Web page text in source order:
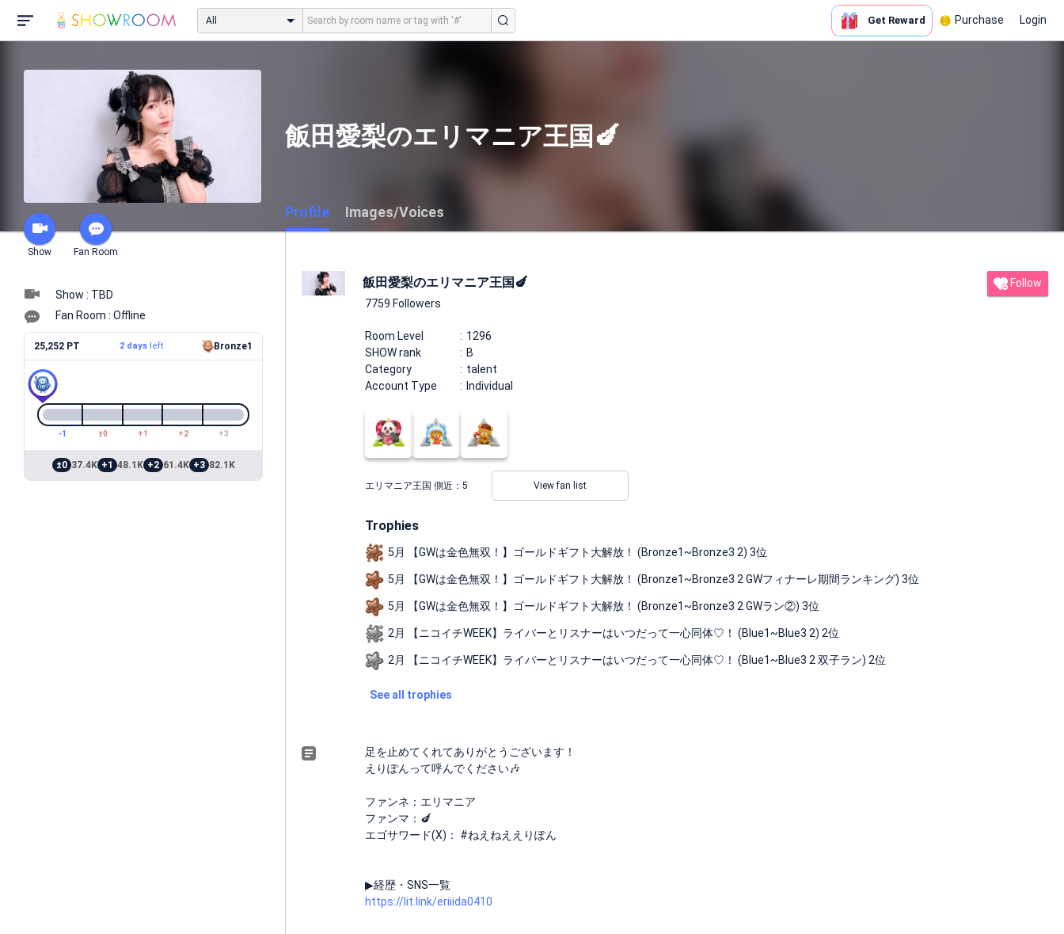
All Get Reward Purchase Login
Show Fan Room
飯田愛梨のエリマニア王国🍆
Profile Images/Voices
Show : TBD
Fan Room : Offline
25,252 PT 2 daysleft Bronze1
-1 ±0 +1 +2 +3
±0 37.4K +1 48.1K +2 61.4K +3 82.1K
飯田愛梨のエリマニア王国🍆
7759 Followers
Follow
Room Level
1296
SHOW rank
B
Category
talent
Account Type
Individual
エリマニア王国 側近： 5 View fan list
Trophies
5月 【GWは金色無双！】ゴールドギフト大解放！ (Bronze1~Bronze3 2) 3位
5月 【GWは金色無双！】ゴールドギフト大解放！ (Bronze1~Bronze3 2 GWフィナーレ期間ランキング) 3位
5月 【GWは金色無双！】ゴールドギフト大解放！ (Bronze1~Bronze3 2 GWラン②) 3位
2月 【ニコイチWEEK】ライバーとリスナーはいつだって一心同体♡！ (Blue1~Blue3 2) 2位
2月 【ニコイチWEEK】ライバーとリスナーはいつだって一心同体♡！ (Blue1~Blue3 2 双子ラン) 2位
See all trophies
足を止めてくれてありがとうございます！
えりぽんって呼んでください🎶
ファンネ：エリマニア
ファンマ：🍆
エゴサワード(X)： #ねえねええりぽん
▶︎経歴・SNS一覧
https://lit.link/eriiida0410